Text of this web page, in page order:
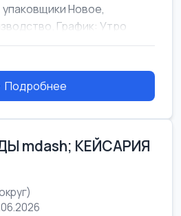
Новое,
График: Утро
Подробнее
mdash; КЕЙСАРИЯ